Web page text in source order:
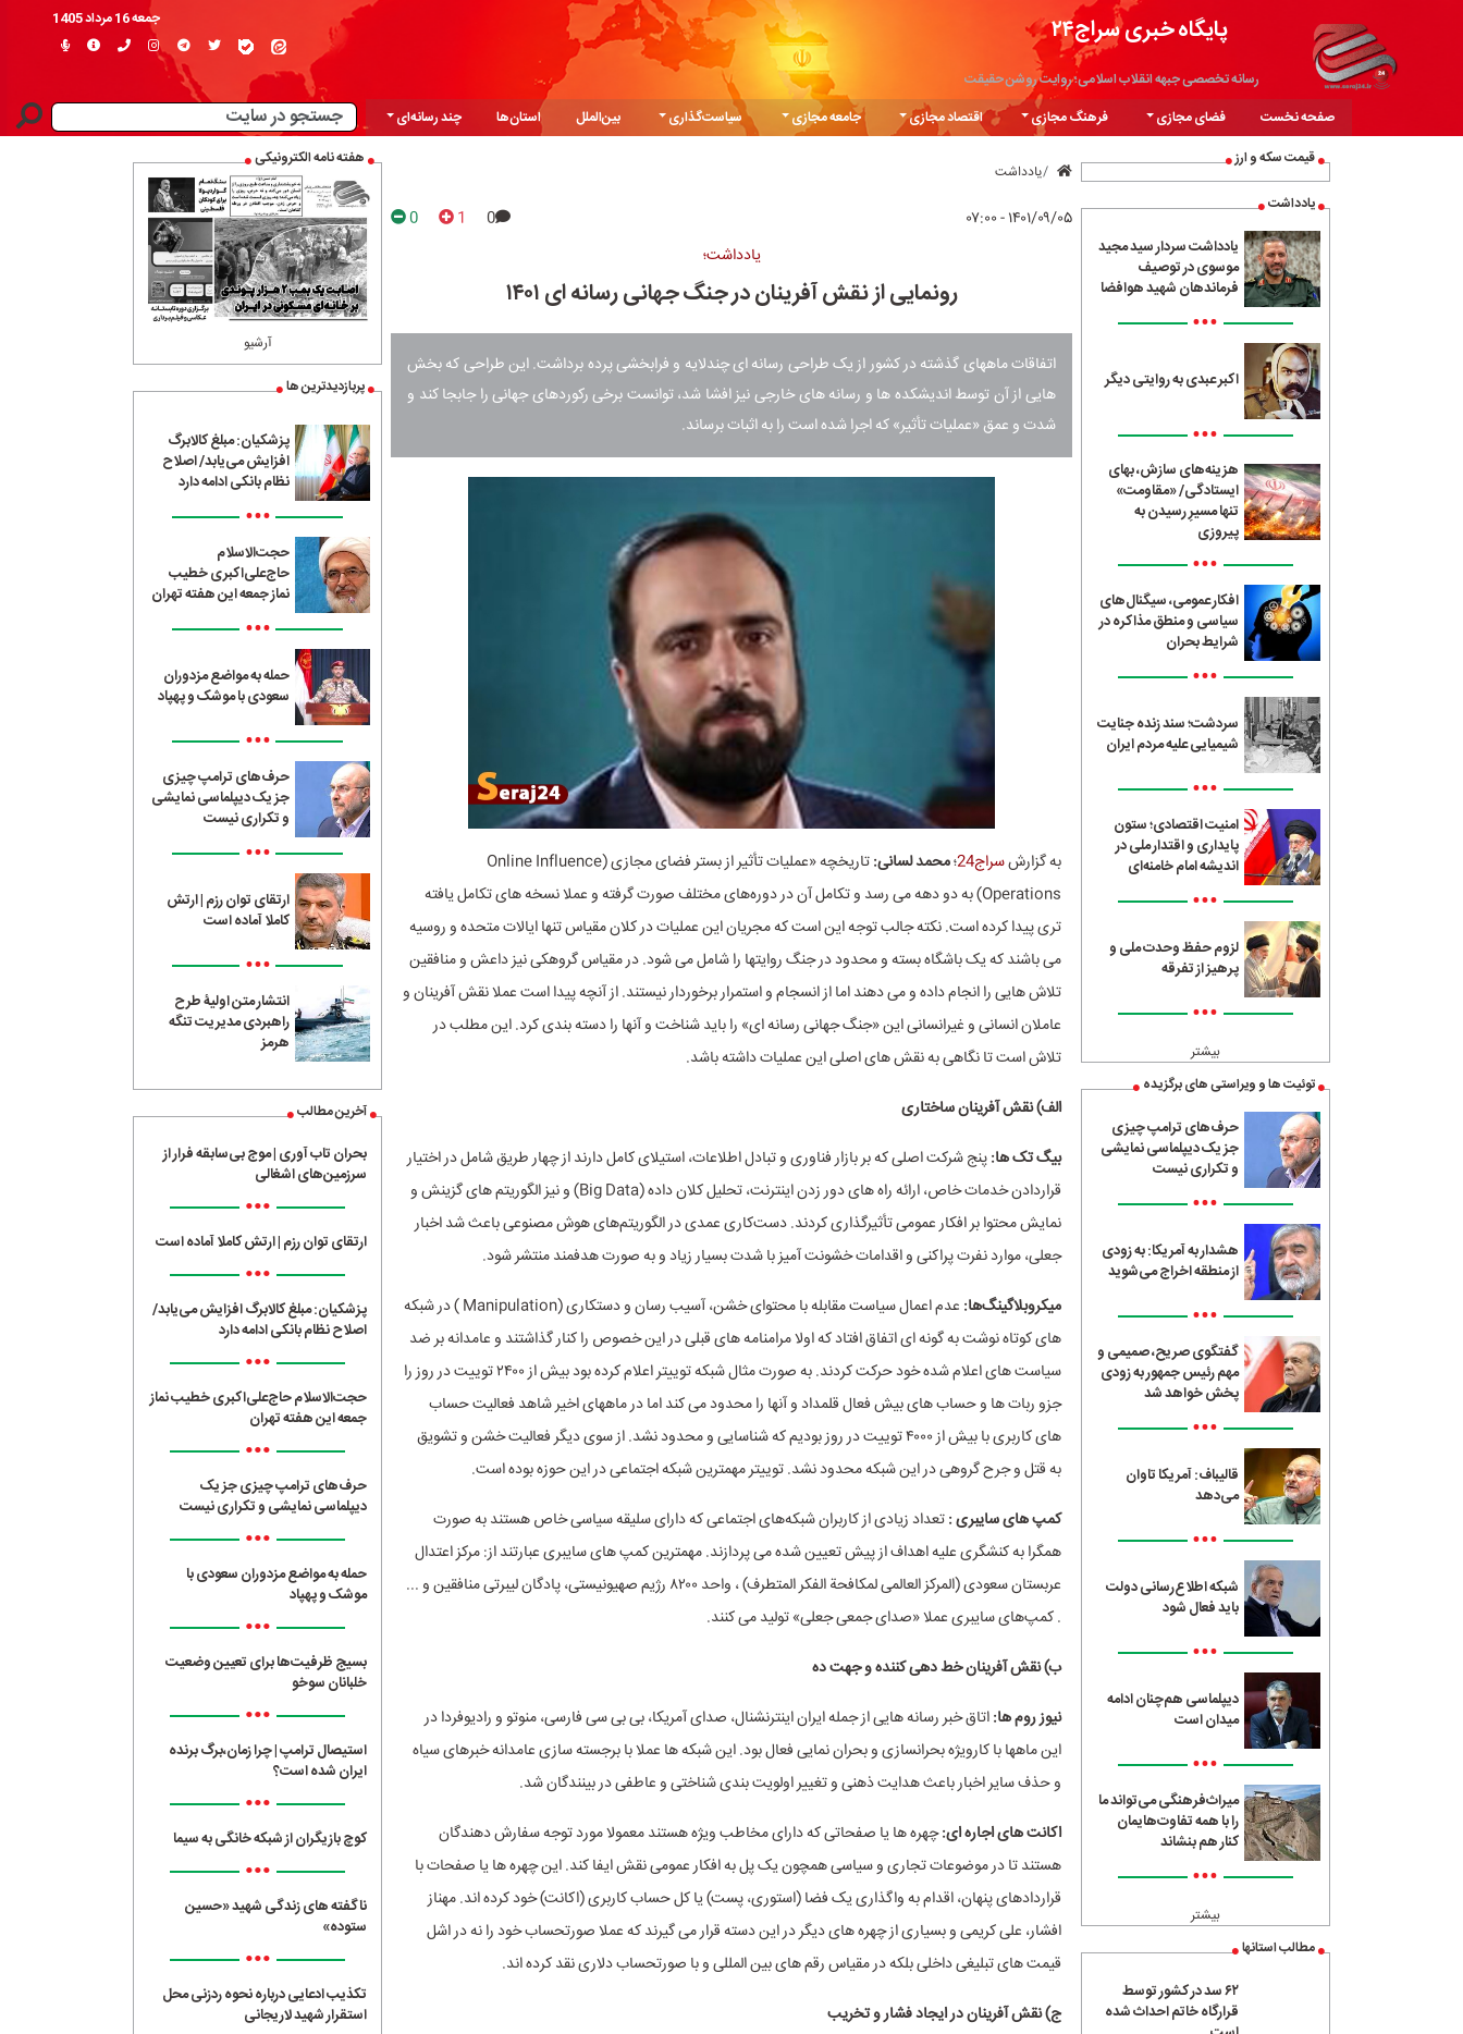
پایگاه خبری سراج۲۴
رسانه تخصصی جبهه انقلاب اسلامی؛ روایت روشن حقیقت
جمعه 16 مرداد 1405
صفحه نخست فضای مجازی فرهنگ مجازی اقتصاد مجازی جامعه مجازی سیاست‌گذاری بین‌الملل استان‌ها
چند رسانه‌ای
قیمت سکه و ارز
یادداشت
یادداشت سردار سید مجید
موسوی در توصیف
فرماندهان شهید هوافضا
•••
اکبر عبدی به روایتی دیگر
•••
هزینه‌های سازش، بهای
ایستادگی/ «مقاومت»
تنها مسیرِ رسیدن به
پیروزی
•••
افکار عمومی، سیگنال‌های
سیاسی و منطق مذاکره در
شرایط بحران
•••
سردشت؛ سند زنده جنایت
شیمیایی علیه مردم ایران
•••
امنیت اقتصادی؛ ستون
پایداری و اقتدار ملی در
اندیشه امام خامنه‌ای
•••
لزوم حفظ وحدت ملی و
پرهیز از تفرقه
•••
بیشتر
توئیت ها و ویراستی های برگزیده
حرف‌های ترامپ چیزی
جز یک دیپلماسی نمایشی
و تکراری نیست
•••
هشدار به آمریکا: به زودی
از منطقه اخراج می‌شوید
•••
گفتگوی صریح، صمیمی و
مهم رئیس جمهور به زودی
پخش خواهد شد
•••
قالیباف: آمریکا تاوان
می‌دهد
•••
شبکه اطلاع‌رسانی دولت
باید فعال شود
•••
دیپلماسی هم‌چنان ادامه
میدان است
•••
میراث‌فرهنگی می‌تواند ما
را با همه تفاوت‌هایمان
کنار هم بنشاند
•••
بیشتر
مطالب استانها
۶۲ سد در کشور توسط
قرارگاه خاتم احداث شده
یادداشت
۱۴۰۱/۰۹/۰۵ - ۰۷:۰۰ 0
1
0
یادداشت؛
رونمایی از نقش آفرینان در جنگ جهانی رسانه ای ۱۴۰۱
اتفاقات ماههای گذشته در کشور از یک طراحی رسانه ای چندلایه و فرابخشی پرده برداشت. این طراحی که بخش
هایی از آن توسط اندیشکده ها و رسانه های خارجی نیز افشا شد، توانست برخی رکوردهای جهانی را جابجا کند و
شدت و عمق «عملیات تأثیر» که اجرا شده است را به اثبات برساند.
به گزارشسراج24 ؛محمد لسانی:
تاریخچه «عملیات تأثیر از بستر فضای مجازی (Online Influence
Operations) به دو دهه می رسد و تکامل آن در دوره‌های مختلف صورت گرفته و عملا نسخه های تکامل یافته
تری پیدا کرده است. نکته جالب توجه این است که مجریان این عملیات در کلان مقیاس تنها ایالات متحده و روسیه
می باشند که یک باشگاه بسته و محدود در جنگ روایتها را شامل می شود. در مقیاس گروهکی نیز داعش و منافقین
تلاش هایی را انجام داده و می دهند اما از انسجام و استمرار برخوردار نیستند. از آنچه پیدا است عملا نقش آفرینان و
عاملان انسانی و غیرانسانی این «جنگ جهانی رسانه ای» را باید شناخت و آنها را دسته بندی کرد. این مطلب در
تلاش است تا نگاهی به نقش های اصلی این عملیات داشته باشد.
الف) نقش آفرینان ساختاری
بیگ تک ها:پنج شرکت اصلی که بر بازار فناوری و تبادل اطلاعات، استیلای کامل دارند از چهار طریق شامل در اختیار
قراردادن خدمات خاص، ارائه راه های دور زدن اینترنت، تحلیل کلان داده (Big Data) و نیز الگوریتم های گزینش و
نمایش محتوا بر افکار عمومی تأثیرگذاری کردند. دست‌کاری عمدی در الگوریتم‌های هوش مصنوعی باعث شد اخبار
جعلی، موارد نفرت پراکنی و اقدامات خشونت آمیز با شدت بسیار زیاد و به صورت هدفمند منتشر شود.
میکروبلاگینگ‌ها:
عدم اعمال سیاست مقابله با محتوای خشن، آسیب رسان و دستکاری (Manipulation ) در شبکه
های کوتاه نوشت به گونه ای اتفاق افتاد که اولا مرامنامه های قبلی در این خصوص را کنار گذاشتند و عامدانه بر ضد
سیاست های اعلام شده خود حرکت کردند. به صورت مثال شبکه توییتر اعلام کرده بود بیش از ۲۴۰۰ توییت در روز را
جزو ربات ها و حساب های بیش فعال قلمداد و آنها را محدود می کند اما در ماههای اخیر شاهد فعالیت حساب
های کاربری با بیش از ۴۰۰۰ توییت در روز بودیم که شناسایی و محدود نشد. از سوی دیگر فعالیت خشن و تشویق
به قتل و جرح گروهی در این شبکه محدود نشد. توییتر مهمترین شبکه اجتماعی در این حوزه بوده است.
کمپ های سایبری :تعداد زیادی از کاربران شبکه‌های اجتماعی که دارای سلیقه سیاسی خاص هستند به صورت
همگرا به کنشگری علیه اهداف از پیش تعیین شده می پردازند. مهمترین کمپ های سایبری عبارتند از: مرکز اعتدال
عربستان سعودی (المرکز العالمی لمکافحة الفکر المتطرف) ، واحد ۸۲۰۰ رژیم صهیونیستی، پادگان لیبرتی منافقین و ...
. کمپ‌های سایبری عملا «صدای جمعی جعلی» تولید می کنند.
ب) نقش آفرینان خط دهی کننده و جهت ده
نیوز روم ها:اتاق خبر رسانه هایی از جمله ایران اینترنشنال، صدای آمریکا، بی بی سی فارسی، منوتو و رادیوفردا در
این ماهها با کارویژه بحرانسازی و بحران نمایی فعال بود. این شبکه ها عملا با برجسته سازی عامدانه خبرهای سیاه
و حذف سایر اخبار باعث هدایت ذهنی و تغییر اولویت بندی شناختی و عاطفی در بینندگان شد.
اکانت های اجاره ای:چهره ها یا صفحاتی که دارای مخاطب ویژه هستند معمولا مورد توجه سفارش دهندگان
هستند تا در موضوعات تجاری و سیاسی همچون یک پل به افکار عمومی نقش ایفا کند. این چهره ها یا صفحات با
قراردادهای پنهان، اقدام به واگذاری یک فضا (استوری، پست) یا کل حساب کاربری (اکانت) خود کرده اند. مهناز
افشار، علی کریمی و بسیاری از چهره های دیگر در این دسته قرار می گیرند که عملا صورتحساب خود را نه در اشل
قیمت های تبلیغی داخلی بلکه در مقیاس رقم های بین المللی و با صورتحساب دلاری نقد کرده اند.
ج) نقش آفرینان در ایجاد فشار و تخریب
هفته نامه الکترونیکی
آرشیو
پربازدیدترین ها
پزشکیان: مبلغ کالابرگ
افزایش می‌یابد/ اصلاح
نظام بانکی ادامه دارد
•••
حجت‌الاسلام
حاج‌علی‌اکبری خطیب
نماز جمعه این هفته تهران
•••
حمله به مواضع مزدوران
سعودی با موشک و پهپاد
•••
حرف‌های ترامپ چیزی
جز یک دیپلماسی نمایشی
و تکراری نیست
•••
ارتقای توان رزم | ارتش
کاملا آماده است
•••
انتشار متن اولیۀ طرح
راهبردی مدیریت تنگه
هرمز
آخرین مطالب
بحران تاب آوری | موج بی‌سابقه فرار از
سرزمین‌های اشغالی
•••
ارتقای توان رزم | ارتش کاملا آماده است
•••
پزشکیان: مبلغ کالابرگ افزایش می‌یابد/
اصلاح نظام بانکی ادامه دارد
•••
حجت‌الاسلام حاج‌علی‌اکبری خطیب نماز
جمعه این هفته تهران
•••
حرف‌های ترامپ چیزی جز یک
دیپلماسی نمایشی و تکراری نیست
•••
حمله به مواضع مزدوران سعودی با
موشک و پهپاد
•••
بسیج ظرفیت‌ها برای تعیین وضعیت
خلبانان سوخو
•••
استیصال ترامپ | چرا زمان،برگ برنده
ایران شده است؟
•••
کوچ بازیگران از شبکه خانگی به سیما
•••
ناگفته های زندگی شهید «حسین
ستوده»
•••
تکذیب ادعایی درباره نحوه ردزنی محل
استقرار شهید لاریجانی